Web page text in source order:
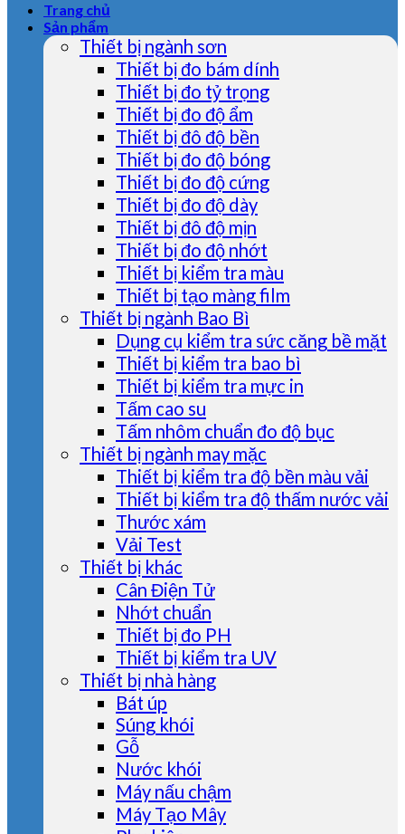
Trang chủ
Sản phẩm
Thiết bị ngành sơn
Thiết bị đo bám dính
Thiết bị đo tỷ trọng
Thiết bị đo độ ẩm
Thiết bị đô độ bền
Thiết bị đo độ bóng
Thiết bị đo độ cứng
Thiết bị đo độ dày
Thiết bị đô độ mịn
Thiết bị đo độ nhớt
Thiết bị kiểm tra màu
Thiết bị tạo màng film
Thiết bị ngành Bao Bì
Dụng cụ kiểm tra sức căng bề mặt
Thiết bị kiểm tra bao bì
Thiết bị kiểm tra mực in
Tấm cao su
Tấm nhôm chuẩn đo độ bục
Thiết bị ngành may mặc
Thiết bị kiểm tra độ bền màu vải
Thiết bị kiểm tra độ thấm nước vải
Thước xám
Vải Test
Thiết bị khác
Cân Điện Tử
Nhớt chuẩn
Thiết bị đo PH
Thiết bị kiểm tra UV
Thiết bị nhà hàng
Bát úp
Súng khói
Gỗ
Nước khói
Máy nấu chậm
Máy Tạo Mây